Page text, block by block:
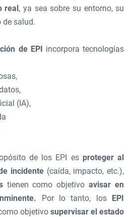
real, ya sea sobre su entorno, su
de salud.
de EPI incorpora tecnologías
(IA),
de los EPI es proteger al
incidente(caída, impacto, etc.),
tienen como objetivoavisar en
Por lo tanto, los EPI
objetivosupervisar el estado